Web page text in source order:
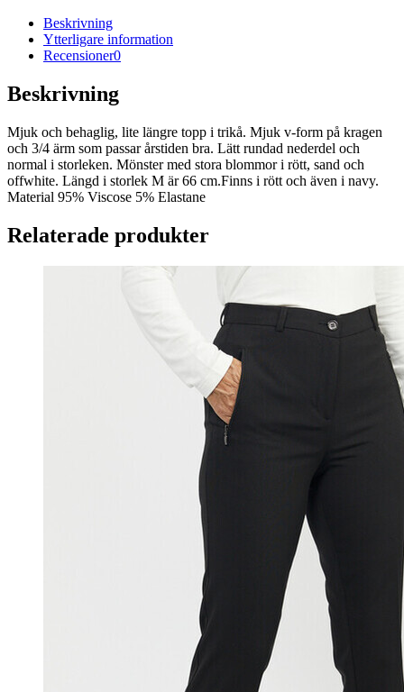
Beskrivning
Ytterligare information
Recensioner0
Beskrivning
Mjuk och behaglig, lite längre topp i trikå. Mjuk v-form på kragen
och 3/4 ärm som passar årstiden bra. Lätt rundad nederdel och
normal i storleken. Mönster med stora blommor i rött, sand och
offwhite. Längd i storlek M är 66 cm.Finns i rött och även i navy.
Material 95% Viscose 5% Elastane
Relaterade produkter